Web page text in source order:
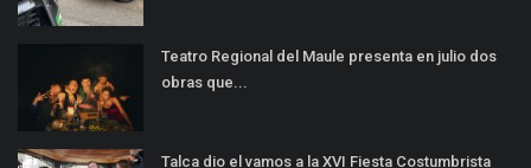
Teatro Regional del Maule presenta en julio dos
obras que...
Talca dio el vamos a la XVI Fiesta Costumbrista